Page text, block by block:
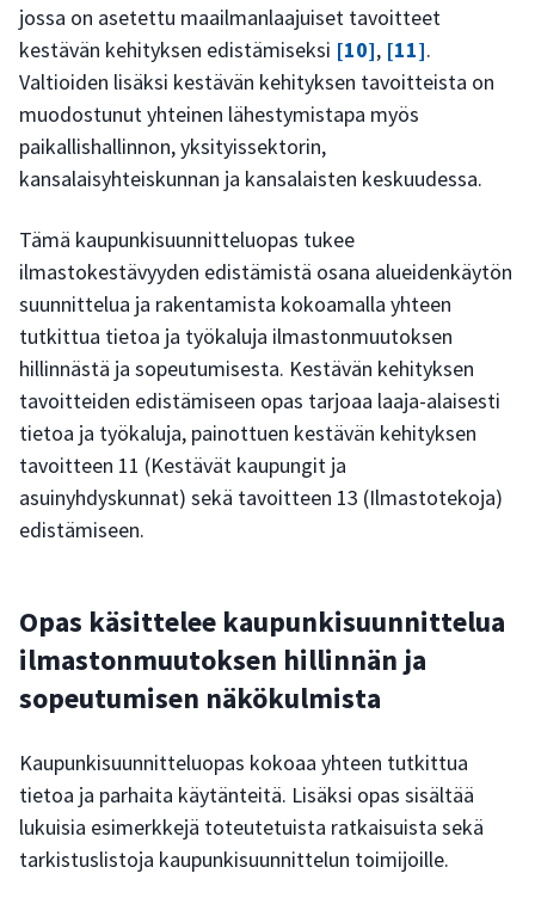
jossa on asetettu maailmanlaajuiset tavoitteet
kestävän kehityksen edistämiseksi [10], [11].
Valtioiden lisäksi kestävän kehityksen tavoitteista on
muodostunut yhteinen lähestymistapa myös
paikallishallinnon, yksityissektorin,
kansalaisyhteiskunnan ja kansalaisten keskuudessa.
Tämä kaupunkisuunnitteluopas tukee
ilmastokestävyyden edistämistä osana alueidenkäytön
suunnittelua ja rakentamista kokoamalla yhteen
tutkittua tietoa ja työkaluja ilmastonmuutoksen
hillinnästä ja sopeutumisesta. Kestävän kehityksen
tavoitteiden edistämiseen opas tarjoaa laaja-alaisesti
tietoa ja työkaluja, painottuen kestävän kehityksen
tavoitteen 11 (Kestävät kaupungit ja
asuinyhdyskunnat) sekä tavoitteen 13 (Ilmastotekoja)
edistämiseen.
Opas käsittelee kaupunkisuunnittelua
ilmastonmuutoksen hillinnän ja
sopeutumisen näkökulmista
Kaupunkisuunnitteluopas kokoaa yhteen tutkittua
tietoa ja parhaita käytänteitä. Lisäksi opas sisältää
lukuisia esimerkkejä toteutetuista ratkaisuista sekä
tarkistuslistoja kaupunkisuunnittelun toimijoille.